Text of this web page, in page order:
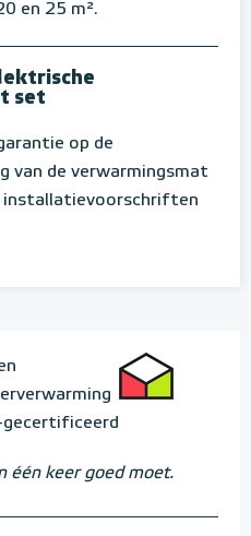
en 25 m².
set
op de
van de verwarmingsmat
installatievoorschriften
gecertificeerd
één keer goed moet.